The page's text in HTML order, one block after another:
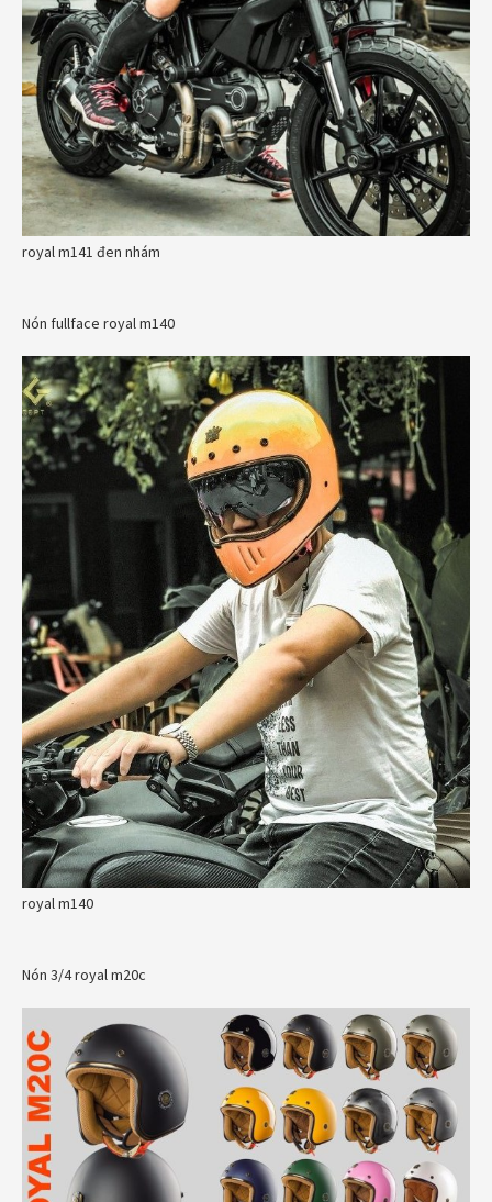
royal m141 đen nhám
Nón fullface royal m140
royal m140
Nón 3/4 royal m20c